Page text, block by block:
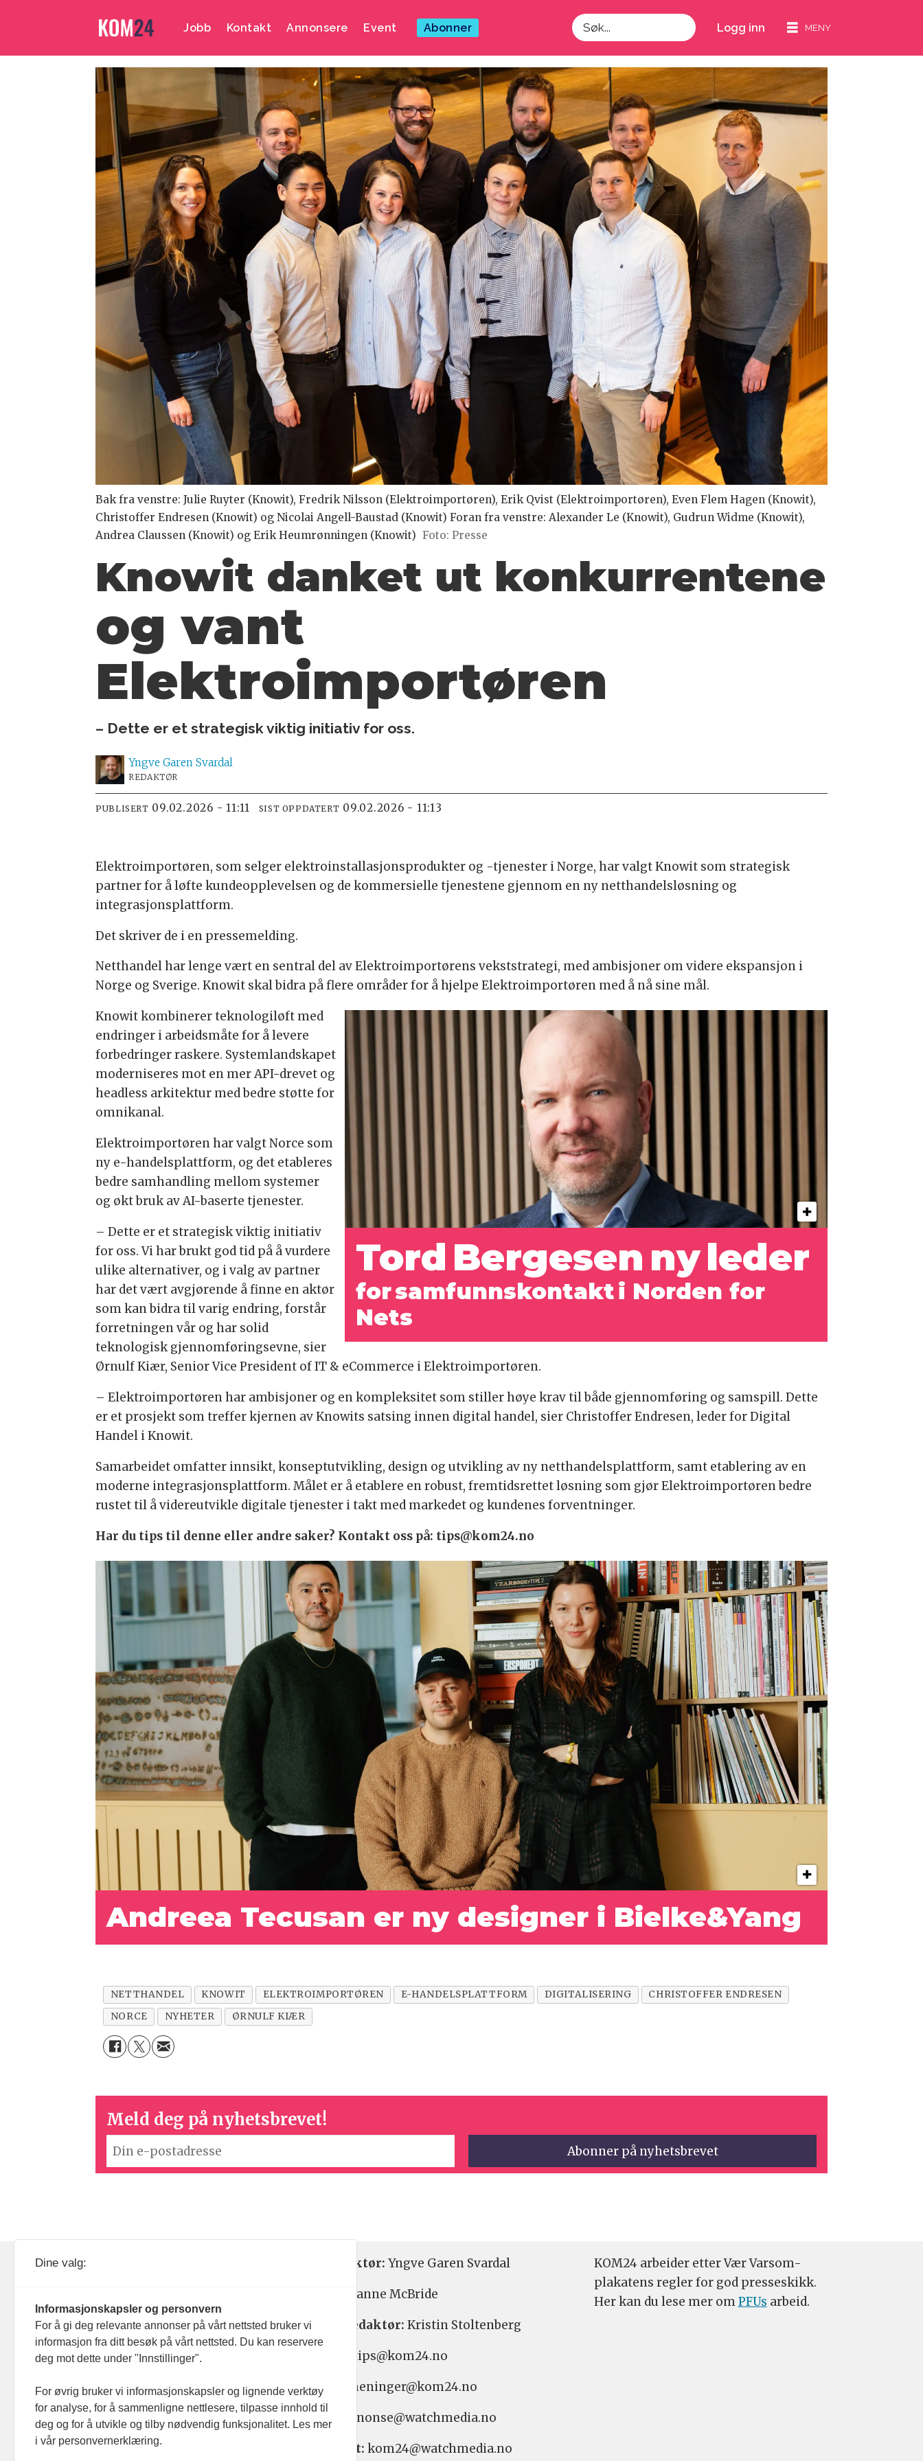
Jobb Kontakt Annonsere Event Abonner
Søk
Logg inn
Bak fra venstre: Julie Ruyter (Knowit), Fredrik Nilsson (Elektroimportøren), Erik Qvist (Elektroimportøren), Even Flem Hagen (Knowit),
Christoffer Endresen (Knowit) og Nicolai Angell-Baustad (Knowit) Foran fra venstre: Alexander Le (Knowit), Gudrun Widme (Knowit),
Andrea Claussen (Knowit) og Erik Heumrønningen (Knowit) Foto: Presse
Knowit danket ut konkurrentene
og vant
Elektroimportøren
– Dette er et strategisk viktig initiativ for oss.
Yngve Garen Svardal
REDAKTØR
PUBLISERT 09.02.2026 - 11:11 SIST OPPDATERT 09.02.2026 - 11:13
Elektroimportøren, som selger elektroinstallasjonsprodukter og -tjenester i Norge, har valgt Knowit som strategisk
partner for å løfte kundeopplevelsen og de kommersielle tjenestene gjennom en ny netthandelsløsning og
integrasjonsplattform.
Det skriver de i en pressemelding.
Netthandel har lenge vært en sentral del av Elektroimportørens vekststrategi, med ambisjoner om videre ekspansjon i
Norge og Sverige. Knowit skal bidra på flere områder for å hjelpe Elektroimportøren med å nå sine mål.
Tord Bergesen ny leder
for samfunnskontakt i Norden for
Nets
Knowit kombinerer teknologiløft med
endringer i arbeidsmåte for å levere
forbedringer raskere. Systemlandskapet
moderniseres mot en mer API-drevet og
headless arkitektur med bedre støtte for
omnikanal.
Elektroimportøren har valgt Norce som
ny e-handelsplattform, og det etableres
bedre samhandling mellom systemer
og økt bruk av AI-baserte tjenester.
– Dette er et strategisk viktig initiativ
for oss. Vi har brukt god tid på å vurdere
ulike alternativer, og i valg av partner
har det vært avgjørende å finne en aktør
som kan bidra til varig endring, forstår
forretningen vår og har solid
teknologisk gjennomføringsevne, sier
Ørnulf Kiær, Senior Vice President of IT & eCommerce i Elektroimportøren.
– Elektroimportøren har ambisjoner og en kompleksitet som stiller høye krav til både gjennomføring og samspill. Dette
er et prosjekt som treffer kjernen av Knowits satsing innen digital handel, sier Christoffer Endresen, leder for Digital
Handel i Knowit.
Samarbeidet omfatter innsikt, konseptutvikling, design og utvikling av ny netthandelsplattform, samt etablering av en
moderne integrasjonsplattform. Målet er å etablere en robust, fremtidsrettet løsning som gjør Elektroimportøren bedre
rustet til å videreutvikle digitale tjenester i takt med markedet og kundenes forventninger.
Har du tips til denne eller andre saker? Kontakt oss på: tips@kom24.no
Andreea Tecusan er ny designer i Bielke&Yang
NETTHANDEL KNOWIT ELEKTROIMPORTØREN E-HANDELSPLATTFORM DIGITALISERING
CHRISTOFFER ENDRESEN
NORCE
NYHETER ØRNULF KIÆR
Meld deg på nyhetsbrevet!
093 182
Nyhetsredaktør: Yngve Garen Svardal
Hanne McBride
Ansvarlig redaktør: Kristin Stoltenberg
Nyhetstips: tips@kom24.no
Meninger: meninger@kom24.no
Annonse: annonse@watchmedia.no
Abonnement: kom24@watchmedia.no
KOM24 arbeider etter Vær Varsom-
plakatens regler for god presseskikk.
Her kan du lese mer omPFUs arbeid.
Dine valg:
Informasjonskapsler og personvern
For å gi deg relevante annonser på vårt nettsted bruker vi
informasjon fra ditt besøk på vårt nettsted. Du kan reservere
deg mot dette under "Innstillinger".
For øvrig bruker vi informasjonskapsler og lignende verktøy
for analyse, for å sammenligne nettlesere, tilpasse innhold til
deg og for å utvikle og tilby nødvendig funksjonalitet. Les mer
i vår personvernerklæring.